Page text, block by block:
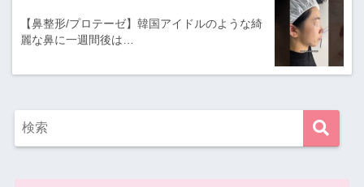
【鼻整形/プロテーゼ】韓国アイドルのような綺
麗な鼻に一週間後は…